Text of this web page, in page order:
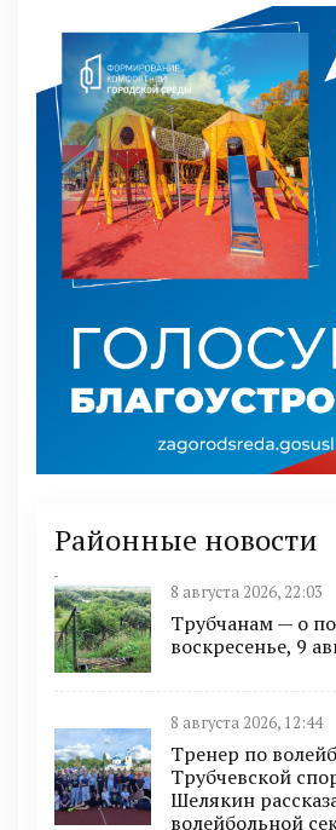
Районные новости
8 августа 2026, 22:03
Трубчанам — о
воскресенье, 9
8 августа 2026, 12:44
Тренер по
Трубчевской
Шелякин
волейбольной